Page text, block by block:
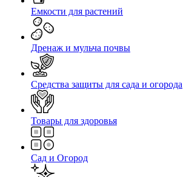
Емкости для растений
Дренаж и мульча почвы
Средства защиты для сада и огорода
Товары для здоровья
Сад и Огород